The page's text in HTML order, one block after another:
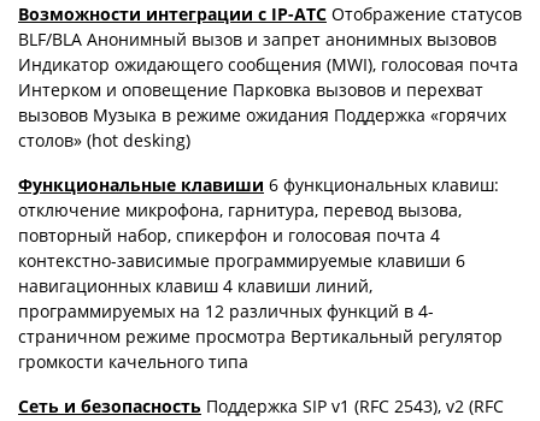
Возможности интеграции с IP-АТС Отображение статусов
BLF/BLA Анонимный вызов и запрет анонимных вызовов
Индикатор ожидающего сообщения (MWI), голосовая почта
Интерком и оповещение Парковка вызовов и перехват
вызовов Музыка в режиме ожидания Поддержка «горячих
столов» (hot desking)
Функциональные клавиши 6 функциональных клавиш:
отключение микрофона, гарнитура, перевод вызова,
повторный набор, спикерфон и голосовая почта 4
контекстно-зависимые программируемые клавиши 6
навигационных клавиш 4 клавиши линий,
программируемых на 12 различных функций в 4-
страничном режиме просмотра Вертикальный регулятор
громкости качельного типа
Сеть и безопасность Поддержка SIP v1 (RFC 2543), v2 (RFC